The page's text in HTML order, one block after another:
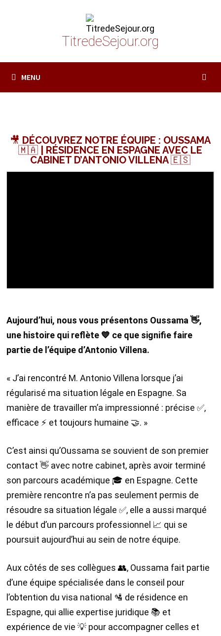
TitredeSejour.org
MENU
🎥 DÉCOUVREZ NOTRE ÉQUIPE : OUSSAMA
🇲🇦 | RÉSIDENCE EN ESPAGNE AVEC LE
CABINET D’ANTONIO VILLENA 🇪🇸
Aujourd’hui, nous vous présentons Oussama👋,
une histoire qui reflète 💙 ce que signifie faire
partie de l’équipe d’Antonio Villena.
« J’ai rencontré M. Antonio Villena lorsque j’ai
régularisé ma situation légale en Espagne. Sa
manière de travailler m’a impressionné : précise ✅,
efficace ⚡️ et toujours humaine 🤝. »
C’est ainsi qu’Oussama se souvient de son premier
contact 👋 avec notre cabinet, après avoir terminé
son parcours académique 🎓 en Espagne. Cette
première rencontre n’a pas seulement permis de
résoudre sa situation légale ✅, elle a aussi marqué
le début d’un parcours professionnel 📈 qui se
poursuit aujourd’hui au sein de notre équipe.
Aux côtés de ses collègues 👥, Oussama fait partie
d’une équipe spécialisée dans le conseil pour
l’obtention du visa national 🛂 de résidence en
Espagne, qui allie expertise juridique 📚 et
expérience de vie 💡 pour accompagner celles et